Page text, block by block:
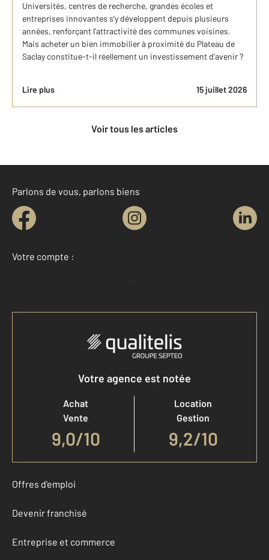
Universités, centres de recherche, grandes écoles et
entreprises innovantes s'y développent depuis plusieurs
années, renforçant l'attractivité des communes voisines.
Mais acheter un bien immobilier à proximité du Plateau de
Saclay constitue-t-il réellement un investissement d'avenir ?
Lire plus 15 juillet 2026
Voir tous les articles
Parlons de vous, parlons biens
Votre compte :
Accéder à mon compte
Votre agence est notée
Achat
Vente
9,0/10
Location
Gestion
9,2/10
Offres d'emploi
Devenir franchisé
Entreprise et commerce